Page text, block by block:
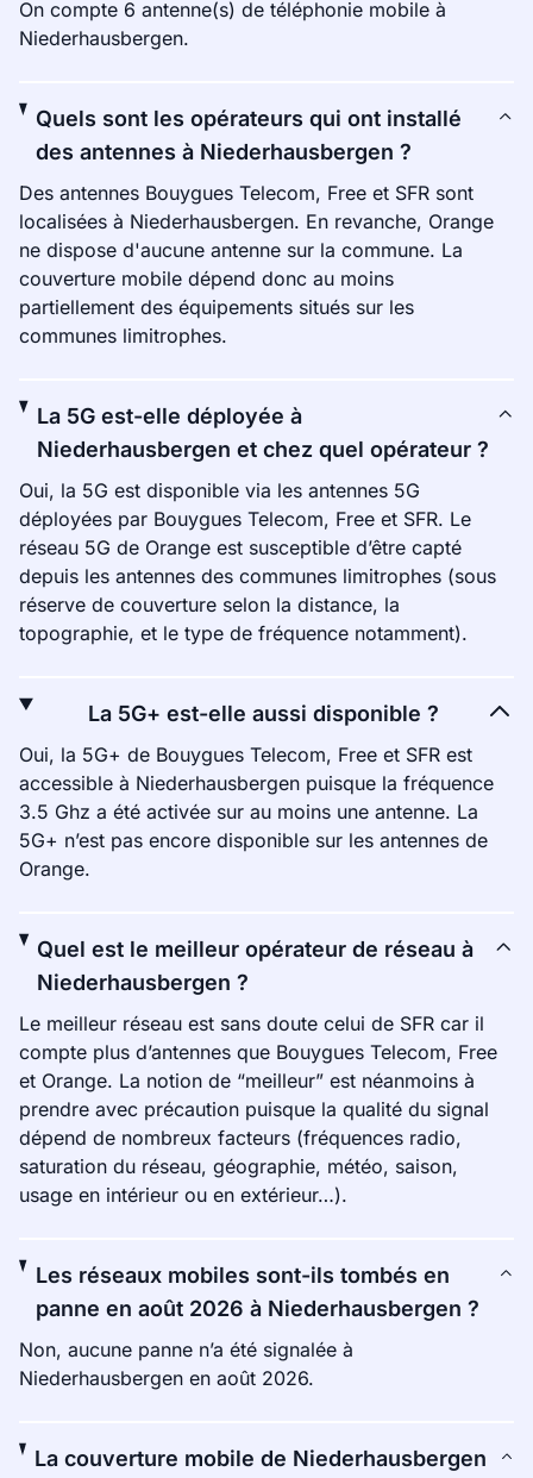
On compte 6 antenne(s) de téléphonie mobile à
Niederhausbergen.
Quels sont les opérateurs qui ont installé
des antennes à Niederhausbergen ?
Des antennes Bouygues Telecom, Free et SFR sont
localisées à Niederhausbergen. En revanche, Orange
ne dispose d'aucune antenne sur la commune. La
couverture mobile dépend donc au moins
partiellement des équipements situés sur les
communes limitrophes.
La 5G est-elle déployée à
Niederhausbergen et chez quel opérateur ?
Oui, la 5G est disponible via les antennes 5G
déployées par Bouygues Telecom, Free et SFR. Le
réseau 5G de Orange est susceptible d’être capté
depuis les antennes des communes limitrophes (sous
réserve de couverture selon la distance, la
topographie, et le type de fréquence notamment).
La 5G+ est-elle aussi disponible ?
Oui, la 5G+ de Bouygues Telecom, Free et SFR est
accessible à Niederhausbergen puisque la fréquence
3.5 Ghz a été activée sur au moins une antenne. La
5G+ n’est pas encore disponible sur les antennes de
Orange.
Quel est le meilleur opérateur de réseau à
Niederhausbergen ?
Le meilleur réseau est sans doute celui de SFR car il
compte plus d’antennes que Bouygues Telecom, Free
et Orange. La notion de “meilleur” est néanmoins à
prendre avec précaution puisque la qualité du signal
dépend de nombreux facteurs (fréquences radio,
saturation du réseau, géographie, météo, saison,
usage en intérieur ou en extérieur…).
Les réseaux mobiles sont-ils tombés en
panne en août 2026 à Niederhausbergen ?
Non, aucune panne n’a été signalée à
Niederhausbergen en août 2026.
La couverture mobile de Niederhausbergen